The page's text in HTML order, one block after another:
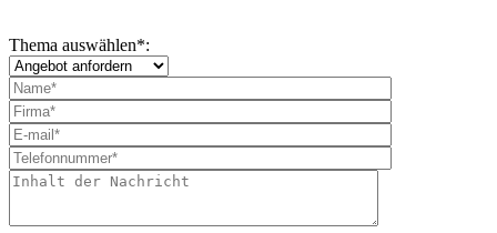
Thema auswählen*: